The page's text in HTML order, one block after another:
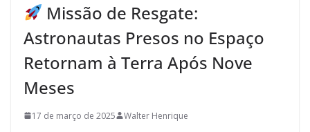
Missão de Resgate:
Astronautas Presos no Espaço
Retornam à Terra Após Nove
Meses
17 de março de 2025 Walter Henrique